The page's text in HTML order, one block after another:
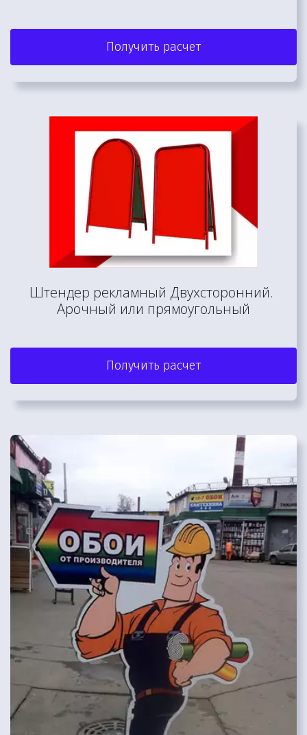
Получить расчет
Штендер рекламный Двухсторонний.
Арочный или прямоугольный
Получить расчет